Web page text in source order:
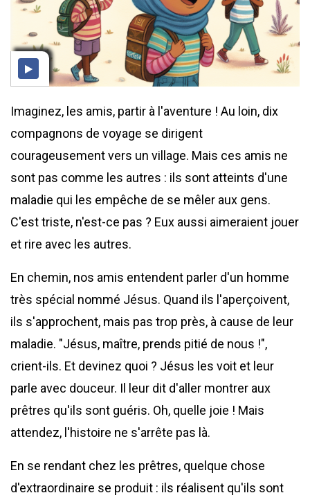
Imaginez, les amis, partir à l'aventure ! Au loin, dix
compagnons de voyage se dirigent
courageusement vers un village. Mais ces amis ne
sont pas comme les autres : ils sont atteints d'une
maladie qui les empêche de se mêler aux gens.
C'est triste, n'est-ce pas ? Eux aussi aimeraient jouer
et rire avec les autres.
En chemin, nos amis entendent parler d'un homme
très spécial nommé Jésus. Quand ils l'aperçoivent,
ils s'approchent, mais pas trop près, à cause de leur
maladie. "Jésus, maître, prends pitié de nous !",
crient-ils. Et devinez quoi ? Jésus les voit et leur
parle avec douceur. Il leur dit d'aller montrer aux
prêtres qu'ils sont guéris. Oh, quelle joie ! Mais
attendez, l'histoire ne s'arrête pas là.
En se rendant chez les prêtres, quelque chose
d'extraordinaire se produit : ils réalisent qu'ils sont